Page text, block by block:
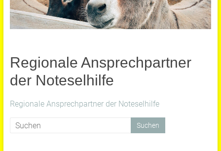
Regionale Ansprechpartner
der Noteselhilfe
Regionale Ansprechpartner der Noteselhilfe